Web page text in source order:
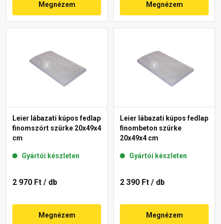
Megnézem Megnézem
Leier lábazati kúpos fedlap
finomszórt szürke 20x49x4
cm
Gyártói készleten
2 970 Ft / db
Megnézem
Leier lábazati kúpos fedlap
finombeton szürke
20x49x4 cm
Gyártói készleten
2 390 Ft / db
Megnézem